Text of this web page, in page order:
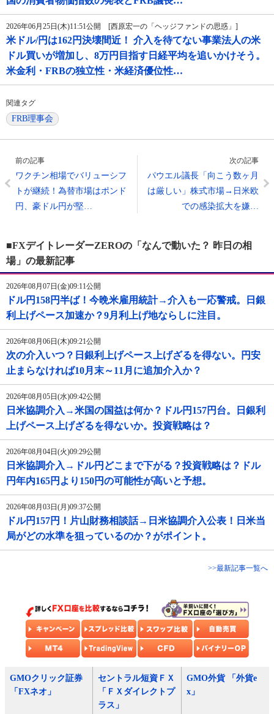
2026年06月25日(木)11:51公開 [西原宏一の「ヘッジファンドの思惑」]
米ドル/円は162円決壊間近！ 介入を待てない事業法人の米
ドル買いが増加し、8万円目指す日経平均を追いかけそう。
米金利・FRBの独立性・米経済優位性…
関連タグ
FRB理事会
前の記事
ワクチン相場でバリューシフ
トが継続！為替市場はポンド
円、豪ドル円が堅…
次の記事
パウエル議長「向こう数ヶ月
は厳しい」株式市場→日米欧
での感染拡大を嫌…
■FXデイトレーダーZEROの「なんで動いた？ 昨日の相
場」の最新記事
2026年08月07日(金)09:11公開
ドル円158円半ば！今晩米雇用統計→介入も一応警戒。日銀
利上げペース加速か？9月利上げ地ならしに注目。
2026年08月06日(木)09:21公開
次の介入いつ？日銀利上げペース上げざるを得ない。円安
止まらなければ10月末～11月に追加介入か？
2026年08月05日(水)09:42公開
日米協調介入→米国の国益は何か？ドル円157円台。日銀利
上げペース上げざるを得ないか。投資戦略は？
2026年08月04日(火)09:29公開
日米協調介入→ドル円どこまで下がる？投資戦略は？ドル
円年内165円より150円の可能性が高いと予想。
2026年08月03日(月)09:37公開
ドル円157円！片山財務相談話→日米協調介入公表！日米当
局がどの水準を狙っているのか？がポイント。
>>最新記事一覧へ
GMOクリック証券
「FXネオ」
セントラル短資ＦＸ
「ＦＸダイレクトプ
ラス」
GMO外貨 「外貨e
x」